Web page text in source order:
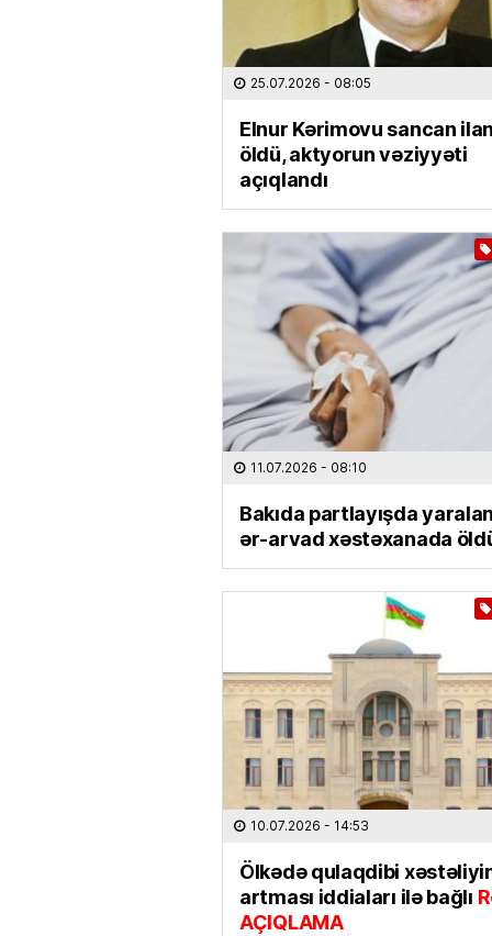
25.07.2026 - 08:05
Elnur Kərimovu sancan ilan
öldü, aktyorun vəziyyəti
açıqlandı
11.07.2026 - 08:10
Bakıda partlayışda
ər-arvad xəstəxanada
10.07.2026 - 14:53
Ölkədə qulaqdibi
artması iddiaları ilə bağlı
AÇIQLAMA